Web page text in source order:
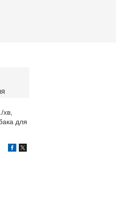
для